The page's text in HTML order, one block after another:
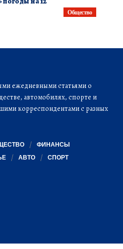
Общество
ежедневными статьями о
автомобилях, спорте и
корреспондентами с разных
ФИНАНСЫ
АВТО СПОРТ